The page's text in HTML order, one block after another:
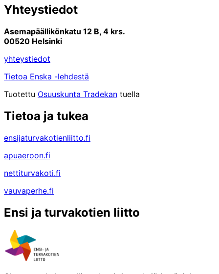
Yhteystiedot
Asemapäällikönkatu 12 B, 4 krs.
00520 Helsinki
yhteystiedot
Tietoa Enska -lehdestä
Tuotettu Osuuskunta Tradekan tuella
Tietoa ja tukea
ensijaturvakotienliitto.fi
apuaeroon.fi
nettiturvakoti.fi
vauvaperhe.fi
Ensi ja turvakotien liitto